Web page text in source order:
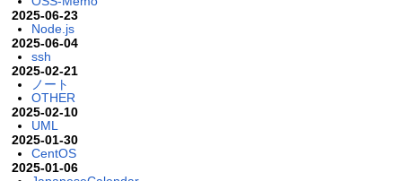
2025-06-23
Node.js
2025-06-04
ssh
2025-02-21
ノート
OTHER
2025-02-10
UML
2025-01-30
CentOS
2025-01-06